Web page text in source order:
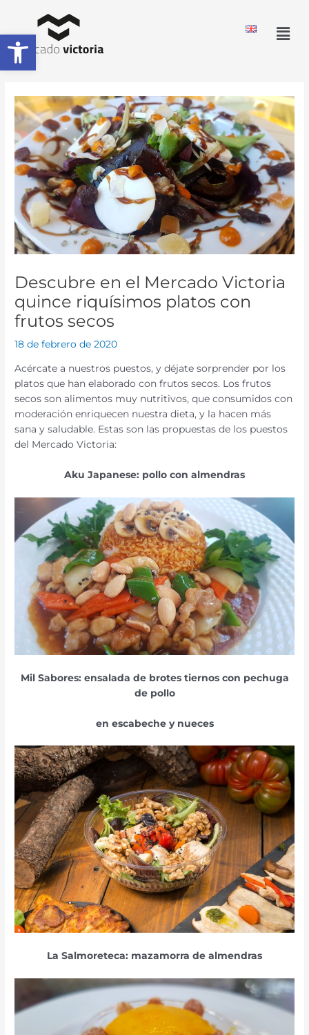
Abrir barra de herramientas
contenido
Descubre en el Mercado Victoria
quince riquísimos platos con
frutos secos
18 de febrero de 2020
Acércate a nuestros puestos, y déjate sorprender por los
platos que han elaborado con frutos secos. Los frutos
secos son alimentos muy nutritivos, que consumidos con
moderación enriquecen nuestra dieta, y la hacen más
sana y saludable. Estas son las propuestas de los puestos
del Mercado Victoria:
Aku Japanese: pollo con almendras
Mil Sabores: ensalada de brotes tiernos con pechuga
de pollo
en escabechey nueces
La Salmoreteca: mazamorra de almendras